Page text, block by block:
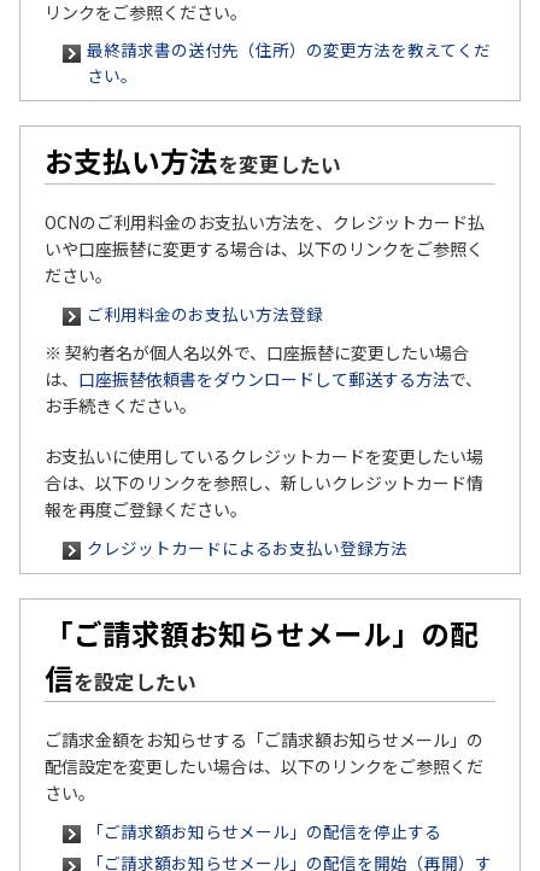
リンクをご参照ください。
最終請求書の送付先（住所）の変更方法を教えてくだ
さい。
お支払い方法を変更したい
OCNのご利用料金のお支払い方法を、クレジットカード払
いや口座振替に変更する場合は、以下のリンクをご参照く
ださい。
ご利用料金のお支払い方法登録
※ 契約者名が個人名以外で、口座振替に変更したい場合
は、 口座振替依頼書をダウンロードして郵送する方法で、
お手続きください。
お支払いに使用しているクレジットカードを変更したい場
合は、以下のリンクを参照し、新しいクレジットカード情
報を再度ご登録ください。
クレジットカードによるお支払い登録方法
「ご請求額お知らせメール」の配
信を設定したい
ご請求金額をお知らせする「ご請求額お知らせメール」の
配信設定を変更したい場合は、以下のリンクをご参照くだ
さい。
「ご請求額お知らせメール」の配信を停止する
「ご請求額お知らせメール」の配信を開始（再開）す